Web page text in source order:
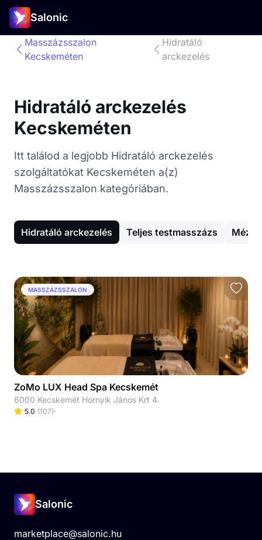
Salonic
Masszázsszalon
Kecskeméten
Hidratáló
arckezelés
Hidratáló arckezelés
Kecskeméten
Itt találod a legjobb Hidratáló arckezelés
szolgáltatókat Kecskeméten a(z)
Masszázsszalon kategóriában.
Hidratáló arckezelés Teljes testmasszázs
MASSZÁZSSZALON
ZoMo LUX Head Spa Kecskemét
6000 Kecskemét Hornyik János Krt 4.
5.0 (107)
Salonic
marketplace@salonic.hu